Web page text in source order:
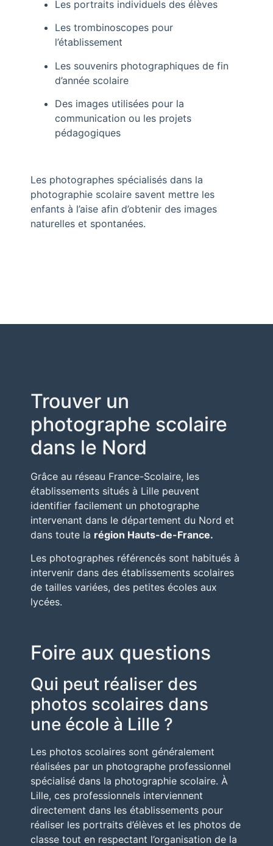
Les portraits individuels des élèves
Les trombinoscopes pour
l’établissement
Les souvenirs photographiques de fin
d’année scolaire
Des images utilisées pour la
communication ou les projets
pédagogiques
Les photographes spécialisés dans la
photographie scolaire savent mettre les
enfants à l’aise afin d’obtenir des images
naturelles et spontanées.
Trouver un
photographe scolaire
dans le Nord
Grâce au réseau France-Scolaire, les
établissements situés à Lille peuvent
identifier facilement un photographe
intervenant dans le département du Nord et
dans toute la région Hauts-de-France.
Les photographes référencés sont habitués à
intervenir dans des établissements scolaires
de tailles variées, des petites écoles aux
lycées.
Foire aux questions
Qui peut réaliser des
photos scolaires dans
une école à Lille ?
Les photos scolaires sont généralement
réalisées par un photographe professionnel
spécialisé dans la photographie scolaire. À
Lille, ces professionnels interviennent
directement dans les établissements pour
réaliser les portraits d’élèves et les photos de
classe tout en respectant l’organisation de la